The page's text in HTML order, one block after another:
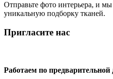
Отправьте фото интерьера, и
уникальную подборку тканей.
Пригласите нас
Работаем по предварительной